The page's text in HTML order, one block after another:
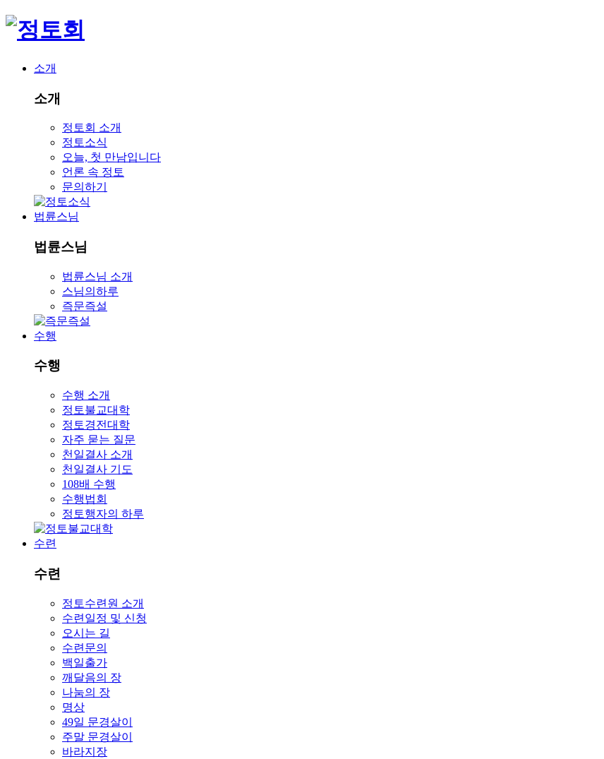
소개
소개
정토회 소개
정토소식
오늘, 첫 만남입니다
언론 속 정토
문의하기
법륜스님
법륜스님
법륜스님 소개
스님의하루
즉문즉설
수행
수행
수행 소개
정토불교대학
정토경전대학
자주 묻는 질문
천일결사 소개
천일결사 기도
108배 수행
수행법회
정토행자의 하루
수련
수련
정토수련원 소개
수련일정 및 신청
오시는 길
수련문의
백일출가
깨달음의 장
나눔의 장
명상
49일 문경살이
주말 문경살이
바라지장